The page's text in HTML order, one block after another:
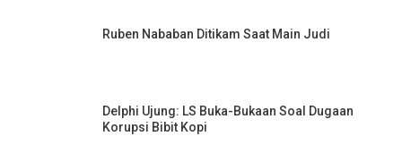
Ruben Nababan Ditikam Saat Main Judi
Delphi Ujung: LS Buka-Bukaan Soal Dugaan
Korupsi Bibit Kopi